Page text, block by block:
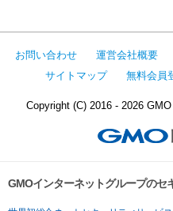
お問い合わせ 運営会社概要
サイトマップ
無料会員
Copyright (C) 2016 - 2026
GMOインターネットグループのセ